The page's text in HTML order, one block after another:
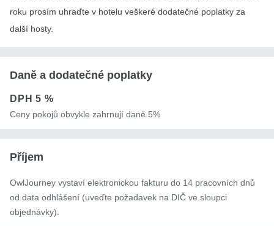
roku prosím uhraďte v hotelu veškeré dodatečné poplatky za
další hosty.
Daně a dodatečné poplatky
DPH5 %
Ceny pokojů obvykle zahrnují daně.5%
Příjem
OwlJourney vystaví elektronickou fakturu do 14 pracovních dnů
od data odhlášení (uveďte požadavek na DIČ ve sloupci
objednávky).